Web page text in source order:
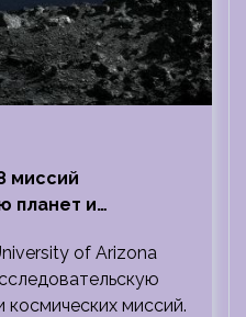
миссий
планет и
of Arizona
миссий.